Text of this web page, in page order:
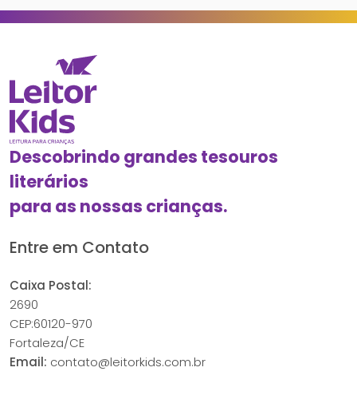
Descobrindo grandes tesouros
literários
para as nossas crianças.
Entre em Contato
Caixa Postal:
2690
CEP:60120-970
Fortaleza/CE
Email: contato@leitorkids.com.br